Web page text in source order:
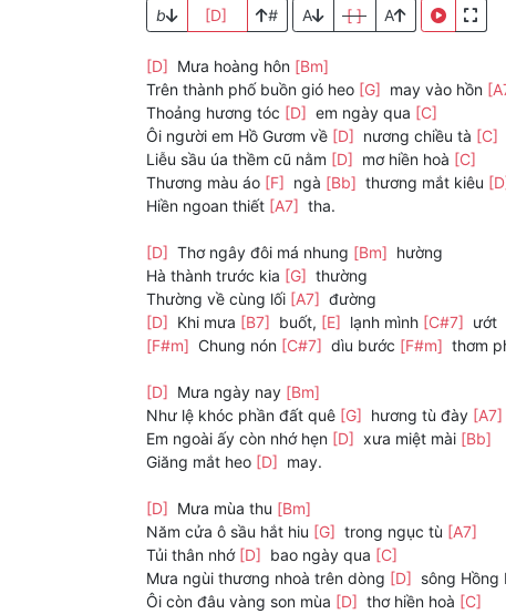
b [D] # A [ ] A
[D] Mưa hoàng hôn [Bm]
Trên thành phố buồn gió heo [G] may vào hồn
Thoảng hương tóc [D] em ngày qua [C]
Ôi người em Hồ Gươm về [D] nương chiều tà [C]
Liễu sầu úa thềm cũ nằm [D] mơ hiền hoà [C]
Thương màu áo [F] ngà [Bb] thương mắt kiêu
Hiền ngoan thiết [A7] tha.
[D] Thơ ngây đôi má nhung [Bm] hường
Hà thành trước kia [G] thường
Thường về cùng lối [A7] đường
[D] Khi mưa [B7] buốt, [E] lạnh mình [C#7] ướt
[F#m] Chung nón [C#7] dìu bước [F#m] thơm
[D] Mưa ngày nay [Bm]
Như lệ khóc phần đất quê [G] hương tù đày [A7]
Em ngoài ấy còn nhớ hẹn [D] xưa miệt mài [Bb]
Giăng mắt heo [D] may.
[D] Mưa mùa thu [Bm]
Năm cửa ô sầu hắt hiu [G] trong ngục tù [A7]
Tủi thân nhớ [D] bao ngày qua [C]
Mưa ngùi thương nhoà trên dòng [D] sông Hồng
Ôi còn đâu vàng son mùa [D] thơ hiền hoà [C]